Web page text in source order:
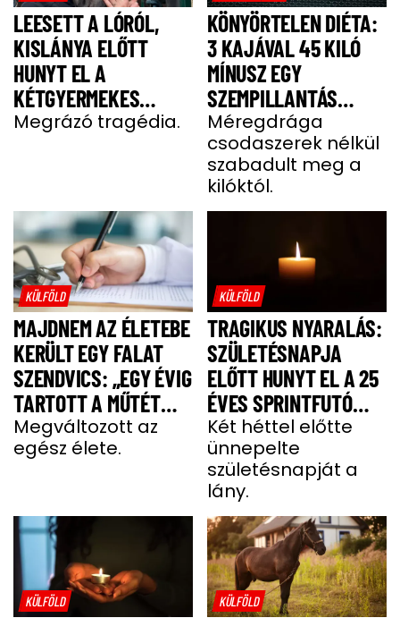
LEESETT A LÓRÓL,
KISLÁNYA ELŐTT
HUNYT EL A
KÉTGYERMEKES
DONATELLA
Megrázó tragédia.
KÖNYÖRTELEN DIÉTA:
3 KAJÁVAL 45 KILÓ
MÍNUSZ EGY
SZEMPILLANTÁS
ALATT
Méregdrága
csodaszerek nélkül
szabadult meg a
kilóktól.
KÜLFÖLD
MAJDNEM AZ ÉLETEBE
KERÜLT EGY FALAT
SZENDVICS: „EGY ÉVIG
TARTOTT A MŰTÉT
UTÁNI FELÉPÜLÉS”
Megváltozott az
egész élete.
KÜLFÖLD
TRAGIKUS NYARALÁS:
SZÜLETÉSNAPJA
ELŐTT HUNYT EL A 25
ÉVES SPRINTFUTÓ
LÁNY
Két héttel előtte
ünnepelte
születésnapját a
lány.
KÜLFÖLD KÜLFÖLD